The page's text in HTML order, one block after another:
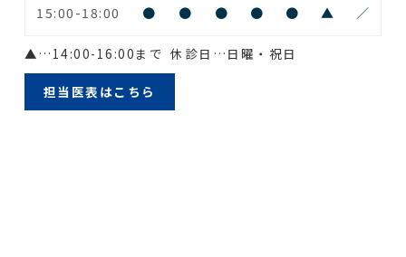
15:00-18:00 ● ● ● ● ● ▲ ／
▲ …14:00-16:00まで 休診日…日曜・祝日
担当医表はこちら